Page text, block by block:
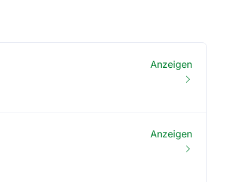
Anzeigen
Anzeigen